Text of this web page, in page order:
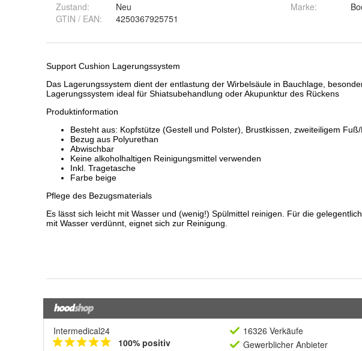
Zustand:
Neu
GTIN / EAN:
4250367925751
Marke:
Intermedical24
100% positiv
16326 Verkäufe
Gewerblicher Anbieter